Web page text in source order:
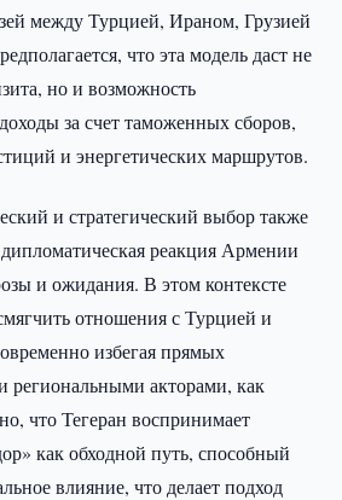
между Турцией, Ираном, Грузией
что эта модель даст не
но и возможность
за счет таможенных сборов,
и энергетических маршрутов.
и стратегический выбор также
дипломатическая реакция Армении
и ожидания. В этом контексте
отношения с Турцией и
избегая прямых
региональными акторами, как
что Тегеран воспринимает
как обходной путь, способный
влияние, что делает подход